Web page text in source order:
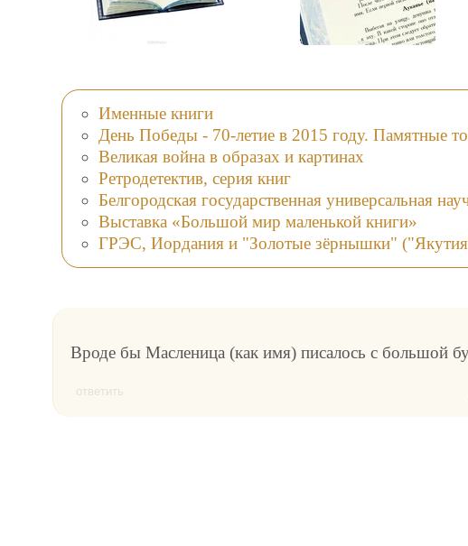
Именные книги
День Победы - 70-летие в 2015 году. Памятные
Великая война в образах и картинах
Ретродетектив, серия книг
Белгородская государственная универсальная
Выставка «Большой мир маленькой книги»
ГРЭС, Иордания и "Золотые зёрнышки"
Вроде бы Масленица (как имя) писалось с большой
ответить